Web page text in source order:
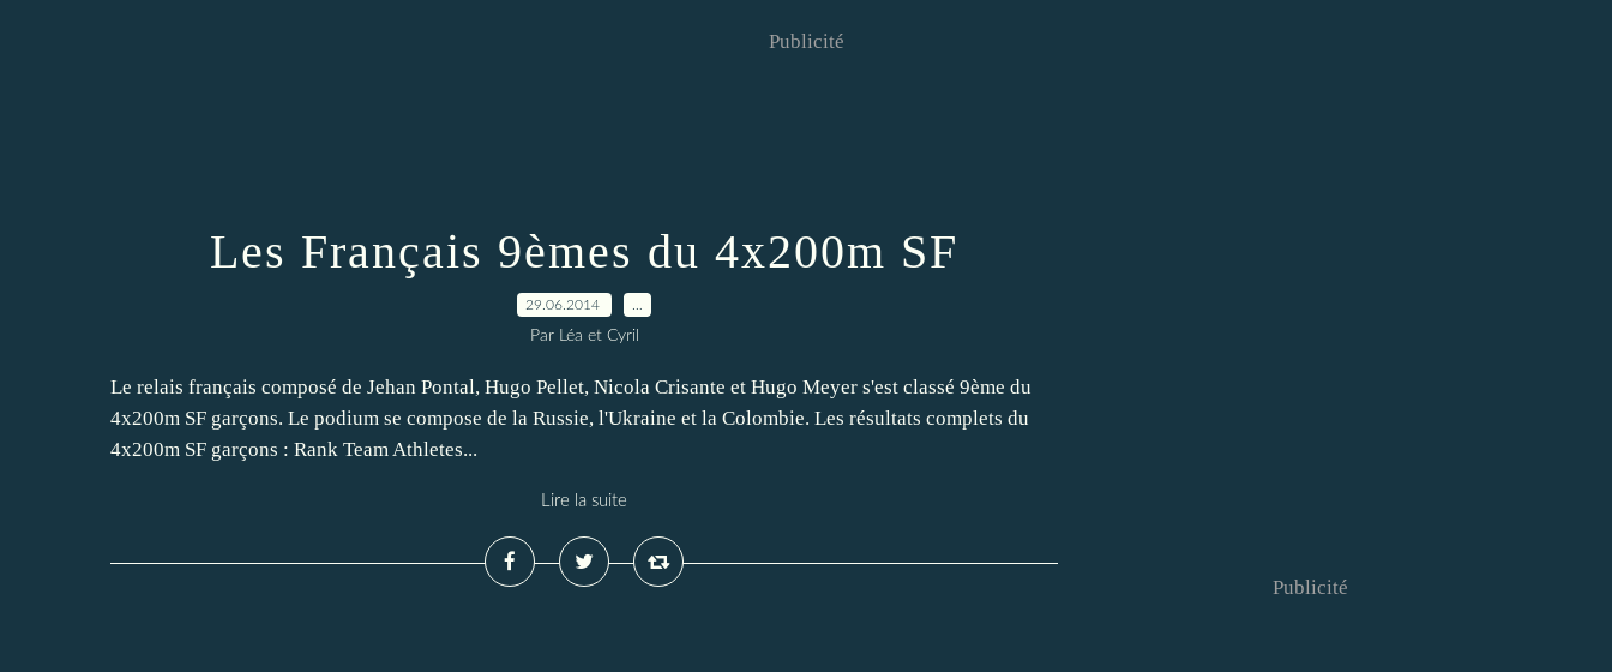
Publicité
Les Français 9èmes du 4x200m SF
29.06.2014
Par Léa et Cyril
Le relais français composé de Jehan Pontal, Hugo Pellet, Nicola Crisante et Hugo Meyer s'est classé 9ème du
4x200m SF garçons. Le podium se compose de la Russie, l'Ukraine et la Colombie. Les résultats complets du
4x200m SF garçons : Rank Team Athletes...
Lire la suite
Publicité